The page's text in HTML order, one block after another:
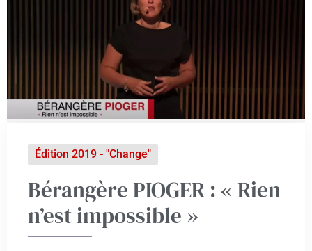
Édition 2019 - "Change"
Bérangère PIOGER : « Rien
n’est impossible »